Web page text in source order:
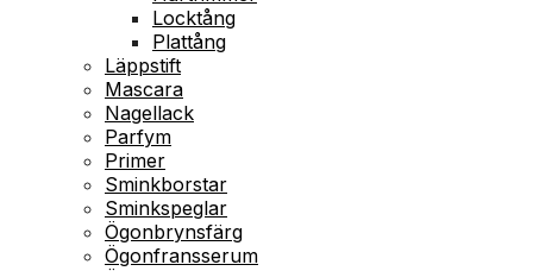
Locktång
Plattång
Läppstift
Mascara
Nagellack
Parfym
Primer
Sminkborstar
Sminkspeglar
Ögonbrynsfärg
Ögonfransserum